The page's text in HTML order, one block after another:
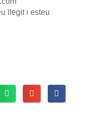
llegit i esteu